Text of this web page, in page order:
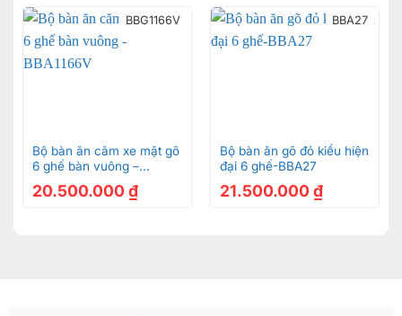
BBG1166V
Bộ bàn ăn căm xe mặt gõ
6 ghế bàn vuông –
BBA1166V
20.500.000 ₫
BBA27
Bộ bàn ăn gõ đỏ kiểu hiện
đại 6 ghế-BBA27
21.500.000 ₫